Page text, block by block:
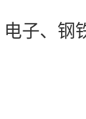
子、钢